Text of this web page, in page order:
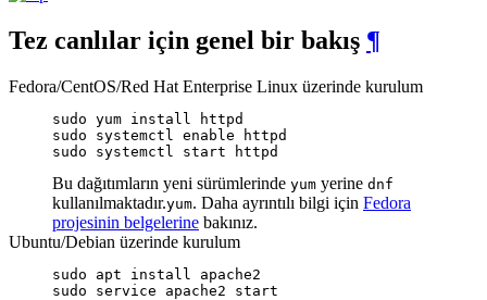
Tez canlılar için genel bir bakış ¶
Fedora/CentOS/Red Hat Enterprise Linux üzerinde kurulum
sudo yum install httpd
sudo systemctl enable httpd
sudo systemctl start httpd
Bu dağıtımların yeni sürümlerinde yum yerine dnf
kullanılmaktadır.yum. Daha ayrıntılı bilgi için Fedora
projesinin belgelerine bakınız.
Ubuntu/Debian üzerinde kurulum
sudo apt install apache2
sudo service apache2 start